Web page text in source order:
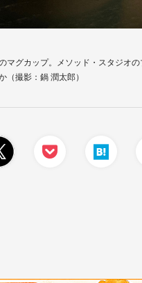
マグカップ。メソッド・スタジオの
（撮影：鍋 潤太郎）